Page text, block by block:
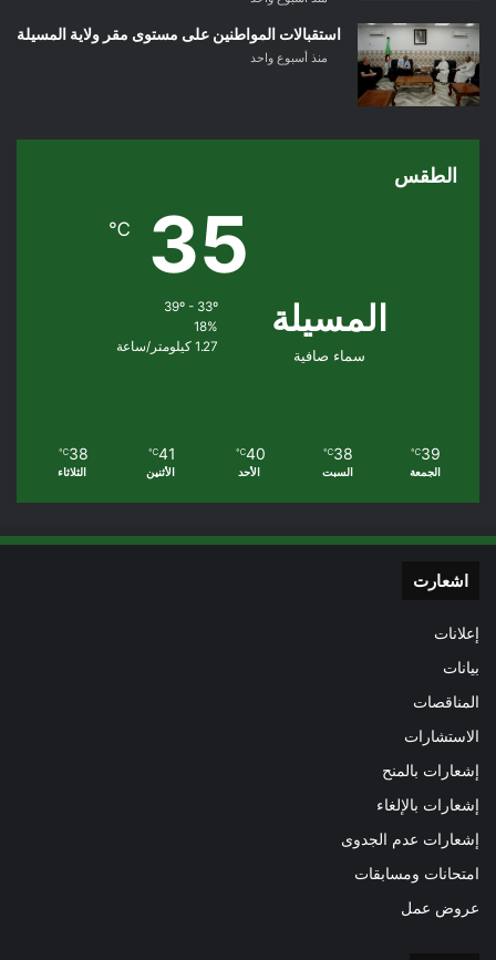
استقبالات المواطنين على مستوى مقر ولاية المسيلة
منذ أسبوع واحد
الطقس
المسيلة
سماء صافية
35
℃
18%
1.27 كيلومتر/ساعة
39
℃
الجمعة
38
℃
السبت
40
℃
الأحد
41
℃
الأثنين
38
℃
الثلاثاء
اشعارت
إعلانات
بيانات
المناقصات
الاستشارات
إشعارات بالمنح
إشعارات بالإلغاء
إشعارات عدم الجدوى
امتحانات ومسابقات
عروض عمل